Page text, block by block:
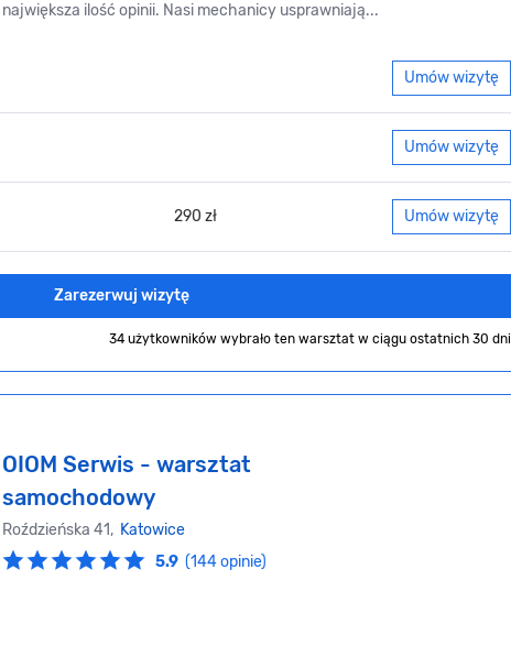
największa ilość opinii. Nasi mechanicy usprawniają...
Umów wizytę
Umów wizytę
290 zł Umów wizytę
Zarezerwuj wizytę
34 użytkowników wybrało ten warsztat w ciągu ostatnich 30 dni
OIOM Serwis - warsztat
samochodowy
Roździeńska 41, Katowice
5.9 (144 opinie)